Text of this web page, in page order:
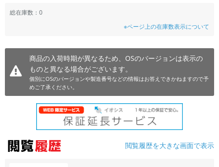
総在庫数：0
※ページ上の在庫数表示について
商品の入荷時期が異なるため、OSのバージョンは表示の
ものと異なる場合がございます。
個別にOSのバージョンや製造番号などの情報はお答えできかねますので予
めご了承ください。
閲覧履歴を大きな画面で表示
価格
円
発売日
月 から
年 月 まで
各項目のチェックボックスは「or検索」となります。